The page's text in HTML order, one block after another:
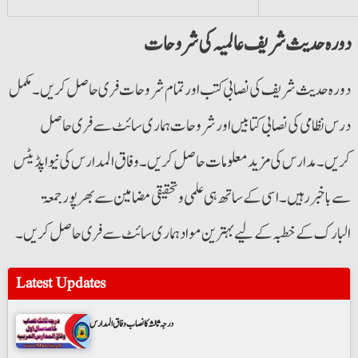
دورہ حدیث شریف عالمیہ کی شروحات
دورہ حدیث شریف کی نصابی کتب اور تمام شروحات فری حاصل کریں۔ مکمل
درس نظامی کی نصابی کتابیں اورشروحات ہماری سائٹ سے فری حاصل
کریں۔ مدارس کی مزید معلومات حاصل کریں۔ وفاق المدارس کی نیواپڈیٹس
سے باخبررہیں۔ اسی کے ساتھ ہی علمی و تحقیقی مضامین سے بھرپور جمعۃ
البارک کے خطبہ کے لیے بہترین مواد ہماری سائٹ سے فری حاصل کریں۔
Latest Updates
درجہ ثالثہ کا نصاب وفاق المدارس